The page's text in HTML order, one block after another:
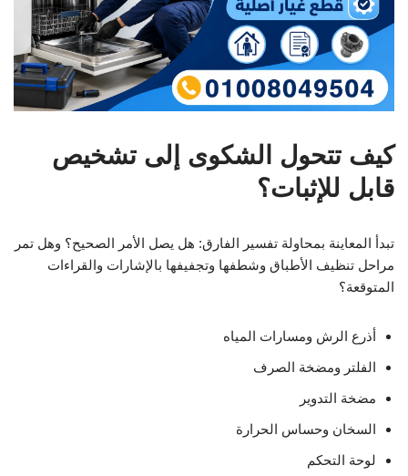
كيف تتحول الشكوى إلى تشخيص
قابل للإثبات؟
تبدأ المعاينة بمحاولة تفسير الفارق: هل يصل الأمر الصحيح؟ وهل تمر
مراحل تنظيف الأطباق وشطفها وتجفيفها بالإشارات والقراءات
المتوقعة؟
أذرع الرش ومسارات المياه
الفلتر ومضخة الصرف
مضخة التدوير
السخان وحساس الحرارة
لوحة التحكم